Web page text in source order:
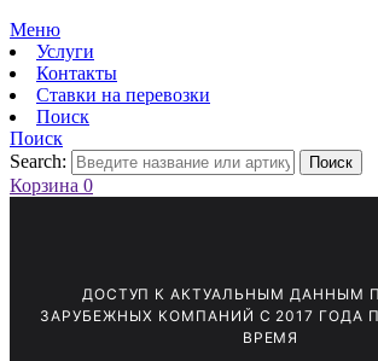
Меню
Услуги
Контакты
Ставки на перевозки
Поиск
Поиск
Search:
Поиск
Корзина 0
ДОСТУП К АКТУАЛЬНЫМ ДАННЫМ
ЗАРУБЕЖНЫХ КОМПАНИЙ С 2017 ГОДА
ВРЕМЯ